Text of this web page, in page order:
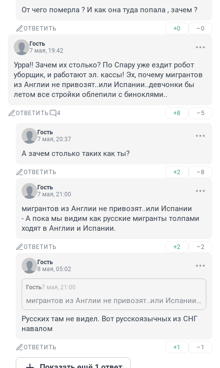
От чего померла ? И как она туда попала , зачем ?
ОТВЕТИТЬ +0 –0
Гость
7 мая, 19:42
Урра!! Зачем их столько? По Спару уже ездит робот
уборщик, и работают эл. кассы! Эх, почему мигрантов
из Англии не привозят..или Испании..девчонки бы
летом все стройки облепили с биноклями..
ОТВЕТИТЬ 4 +8 –5
Гость
7 мая, 20:37
А зачем столько таких как ты?
ОТВЕТИТЬ +2 –8
Гость
7 мая, 21:00
мигрантов из Англии не привозят..или Испании
- А пока мы видим как русские мигранты толпами
ходят в Англии и Испании.
ОТВЕТИТЬ +2 –2
Гость
8 мая, 05:02
Гость7 мая, 21:00
мигрантов из Англии не привозят..или Испании - А пока мы видим как русские мигранты толпами ходят в Англии и Испании.
Русских там не видел. Вот русскоязычных из СНГ
навалом
ОТВЕТИТЬ +1 –1